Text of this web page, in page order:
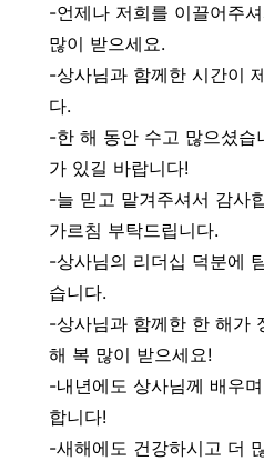
-언제나 저희를 이끌어주
많이 받으세요.
-상사님과 함께한 시간이
다.
-한 해 동안 수고 많으셨습
가 있길 바랍니다!
-늘 믿고 맡겨주셔서 감사
가르침 부탁드립니다.
-상사님의 리더십 덕분에
습니다.
-상사님과 함께한 한 해가
해 복 많이 받으세요!
-내년에도 상사님께 배우
합니다!
-새해에도 건강하시고 더